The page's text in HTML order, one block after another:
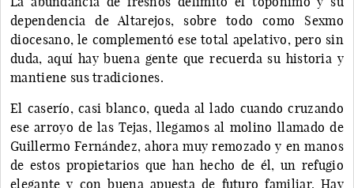
dependencia de Altarejos, sobre todo como Sexmo
diocesano, le complementó ese total apelativo, pero sin
duda, aquí hay buena gente que recuerda su historia y
mantiene sus tradiciones.
El caserío, casi blanco, queda al lado cuando cruzando
ese arroyo de las Tejas, llegamos al molino llamado de
Guillermo Fernández, ahora muy remozado y en manos
de estos propietarios que han hecho de él, un refugio
elegante y con buena apuesta de futuro familiar. Hay